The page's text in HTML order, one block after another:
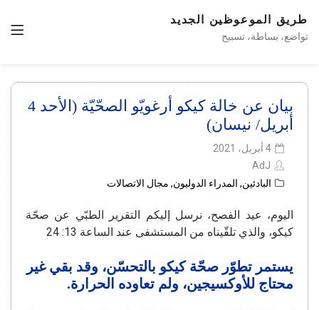
طريق الموعوظين الجديد
تواضع، بساطة، تسبيح
بيان عن خالة كيكو أرغويّو الصحّيّة (الأحد 4
أبريل/ نيسان)
4 أبريل، 2021
AdJ
البادئين, المدراء الدوليون, مجال الاتصالات
اليوم، عيد الفصح، نرسل إليكم التقرير الطبّي عن صحّة
كيكو، والذي تلقّيناه من المستشفى عند الساعة 13: 24
يستمر تطوّر صحّة كيكو بالتحسّن، وقد بقي غير
محتاج للأوكسيجين، ولم تعاوده الحرارة.